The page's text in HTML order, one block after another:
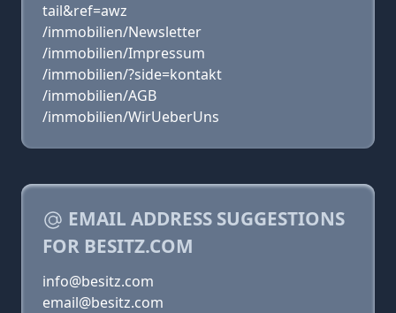
tail&ref=awz
/immobilien/Newsletter
/immobilien/Impressum
/immobilien/?side=kontakt
/immobilien/AGB
/immobilien/WirUeberUns
EMAIL ADDRESS SUGGESTIONS
FOR BESITZ.COM
info@besitz.com
email@besitz.com